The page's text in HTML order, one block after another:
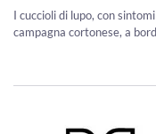
I cuccioli di lupo, con
campagna cortonese, a